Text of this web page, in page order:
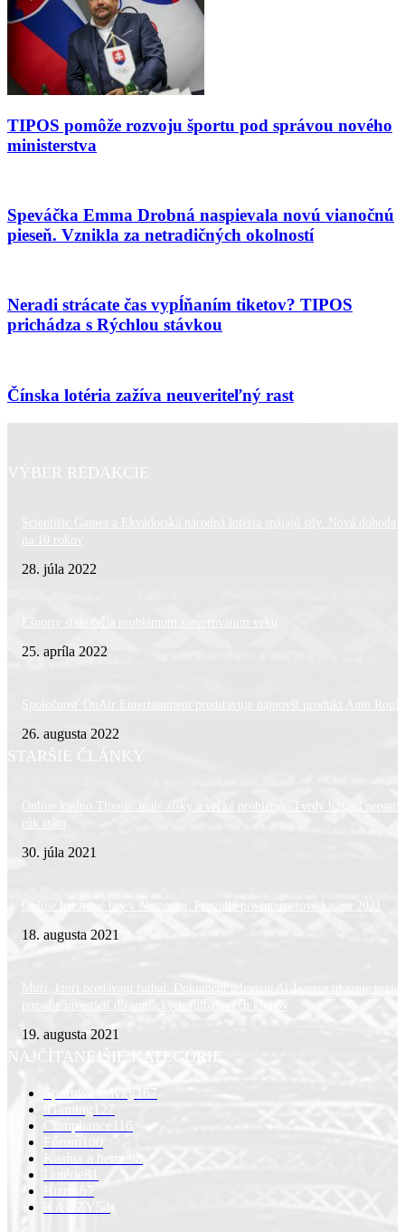
TIPOS pomôže rozvoju športu pod správou nového
ministerstva
Speváčka Emma Drobná naspievala novú vianočnú
pieseň. Vznikla za netradičných okolností
Neradi strácate čas vypĺňaním tiketov? TIPOS
prichádza s Rýchlou stávkou
Čínska lotéria zažíva neuveriteľný rast
VÝBER REDAKCIE
Scientific Games a Ekvádorská národná lotéria spájajú sily. Nová dohoda
na 10 rokov
28. júla 2022
Ešporty stále čelia problémom s overovaním veku
25. apríla 2022
Spoločnosť OnAir Entertainment predstavuje najnovší produkt Auto
26. augusta 2022
STARŠIE ČLÁNKY
Online kasíno Tiposu: malé zisky a veľké problémy. Tvrdý hazard nepatrí
rúk štátu
30. júla 2021
Online hazardné hry v Nemecku: Pravidlá pre internetové kasína 2021
18. augusta 2021
Muži, ktorí predávajú futbal. Dokument televízie Al Jazeera ukazuje
pozadie investícií do anglických futbalových klubov
19. augusta 2021
NAJČÍTANEJŠIE KATEGÓRIE
Športové stávky
167
iGaming
127
Compliance 116
Fórum
100
Kasína a herne
Lotérie
67
KAUZY